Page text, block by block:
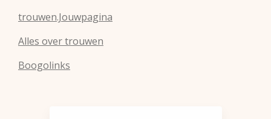
trouwen.Jouwpagina
Alles over trouwen
Boogolinks